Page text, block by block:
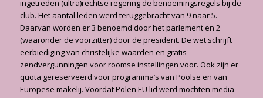
ingetreden (ultra)rechtse regering de benoemingsregels bij de
club. Het aantal leden werd teruggebracht van 9 naar 5.
Daarvan worden er 3 benoemd door het parlement en 2
(waaronder de voorzitter) door de president. De wet schrijft
eerbiediging van christelijke waarden en gratis
zendvergunningen voor roomse instellingen voor. Ook zijn er
quota gereserveerd voor programma’s van Poolse en van
Europese makelij. Voordat Polen EU lid werd mochten media